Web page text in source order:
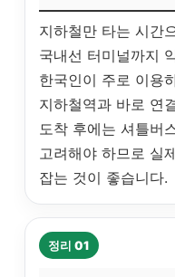
지하철만 타는 시간
국내선 터미널까지
한국인이 주로 이용
지하철역과 바로 연
도착 후에는 셔틀버
고려해야 하므로 실
잡는 것이 좋습니다.
정리 01